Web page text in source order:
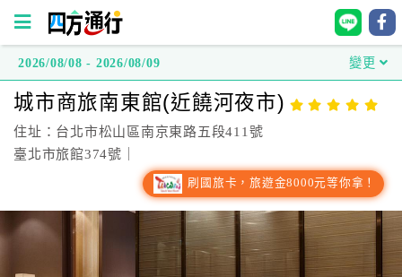
方
通
行
2026/08/08 - 2026/08/09 變更
城市商旅南東館(近饒河夜市)
住址：台北市松山區南京東路五段411號
臺北市旅館374號｜
刷國旅卡，旅遊金8000元等你拿！